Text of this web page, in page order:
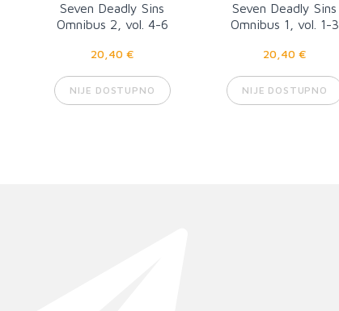
Seven Deadly Sins
Omnibus 2, vol. 4-6
20,40 €
NIJE DOSTUPNO
Seven Deadly Sins
Omnibus 1, vol. 1-3
20,40 €
NIJE DOSTUPNO